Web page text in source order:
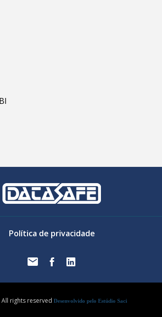
Política de privacidade
rights reserved Desenvolvido pelo Estúdio Saci